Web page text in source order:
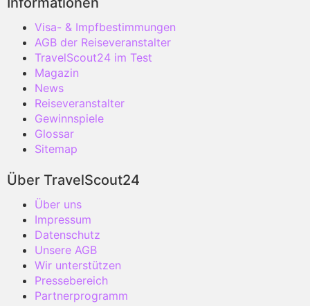
Visa- & Impfbestimmungen
AGB der Reiseveranstalter
TravelScout24 im Test
Magazin
News
Reiseveranstalter
Gewinnspiele
Glossar
Sitemap
Über TravelScout24
Über uns
Impressum
Datenschutz
Unsere AGB
Wir unterstützen
Pressebereich
Partnerprogramm